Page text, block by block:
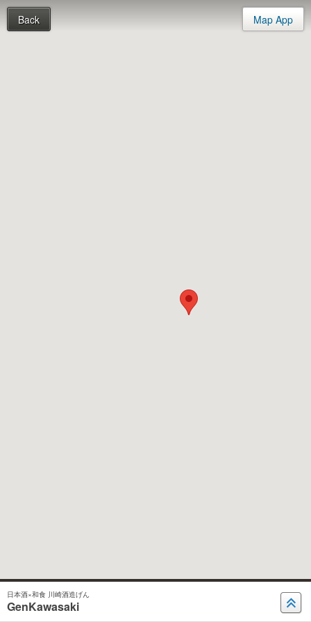
Back Map App
日本酒×和食 川崎酒造げん
GenKawasaki